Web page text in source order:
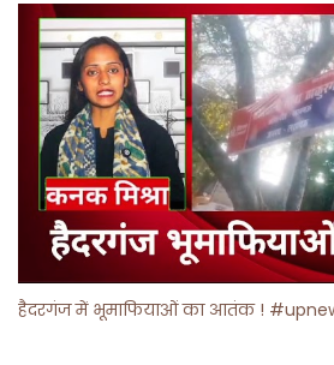
हैदरगंज में भूमाफियाओं का आतंक !